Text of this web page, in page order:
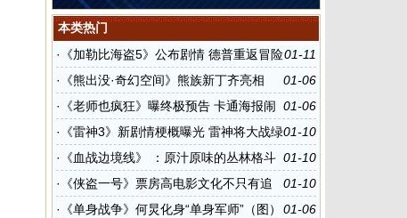
本类热门
01-11
·
《加勒比海盗5》公布剧情 德普重返冒险
之旅
01-06
·
《熊出没·奇幻空间》熊族新丁齐亮相
01-06
·
《老师也疯狂》曝终极预告 卡通海报闹
新春
01-10
·
《雷神3》新剧情梗概曝光 雷神将大战绿
巨人
01-10
·
《血战边境线》 ：原汁原味的丛林格斗
01-10
·
《侠盗一号》票房高电影文化不只有追
星和衍生品
01-06
·
《单身战争》何炅化身“单身军师”（图）